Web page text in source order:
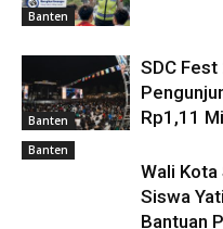
Banten
Banten
SDC
Rp1,11
Banten
Wali Kota
Siswa
Bantuan